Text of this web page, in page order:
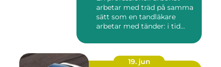
arbetar med träd på samma
sätt som en tandläkare
arbetar med tänder: i tid...
19. jun